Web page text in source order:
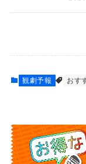
観劇予報 おす